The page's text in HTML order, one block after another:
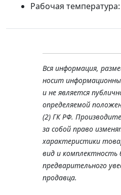
Рабочая
Вся информация,
носит
и не является
определяемой
(2) ГК РФ.
за собой право
характеристики
вид и комплектность
предварительного
продавца.